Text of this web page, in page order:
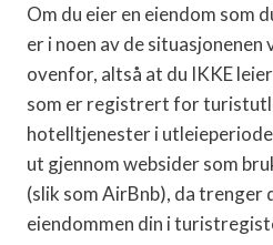
Om du eier en eiendom som
er i noen av de situasjonenen
ovenfor, altså at du IKKE
som er registrert for
hotelltjenester i
ut gjennom websider som
(slik som AirBnb), da trenger
eiendommen din i